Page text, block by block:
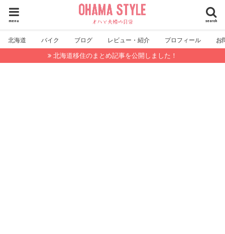
search
menu
北海道 バイク ブログ レビュー・紹介 プロフィール お
北海道移住のまとめ記事を公開しました！